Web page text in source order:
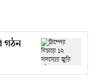
গঠন